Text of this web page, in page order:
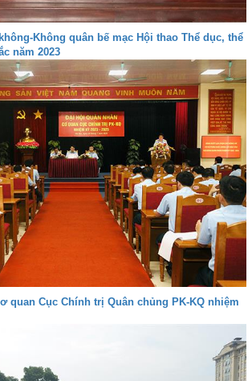
Không quân bế mạc Hội thao Thể dục, thể
năm 2023
quan Cục Chính trị Quân chủng PK-KQ nhiệm